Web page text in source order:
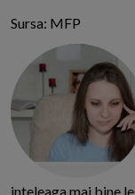
Sursa: MFP
inteleaga mai bine